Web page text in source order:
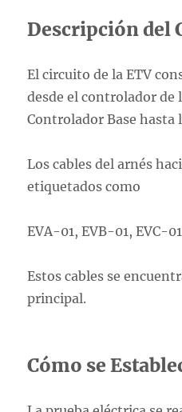
Descripción del
El circuito de la ETV
desde el controlador de
Controlador Base hasta
Los cables del arnés
etiquetados como
EVA-01, EVB-01, EVC-
Estos cables se
principal.
Cómo se